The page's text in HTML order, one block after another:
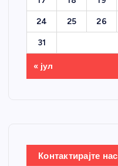
24 25 26
31
« јул
Контактирајте нас